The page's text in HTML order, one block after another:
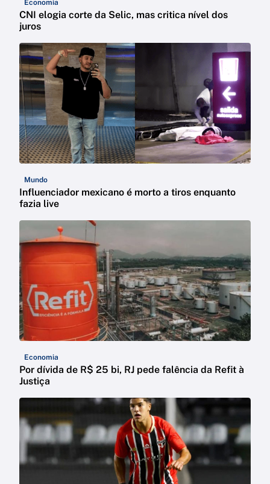
Economia
CNI elogia corte da Selic, mas critica nível dos
juros
Mundo
Influenciador mexicano é morto a tiros enquanto
fazia live
Economia
Por dívida de R$ 25 bi, RJ pede falência da Refit à
Justiça